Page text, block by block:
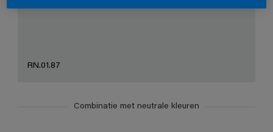
RN.01.87
Combinatie met neutrale kleuren